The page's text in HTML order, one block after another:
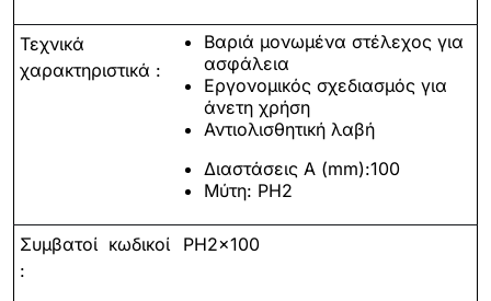
Τεχνικά
χαρακτηριστικά :
Βαριά μονωμένα στέλεχος για
ασφάλεια
Εργονομικός σχεδιασμός για
άνετη χρήση
Αντιολισθητική λαβή
Διαστάσεις A (mm):100
Μύτη: PH2
Συμβατοί κωδικοί
:
PH2x100